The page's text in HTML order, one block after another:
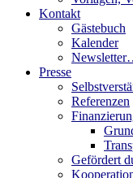
Kontakt
Gästebuch
Kalender
Presse
Referenzen
Gefördert